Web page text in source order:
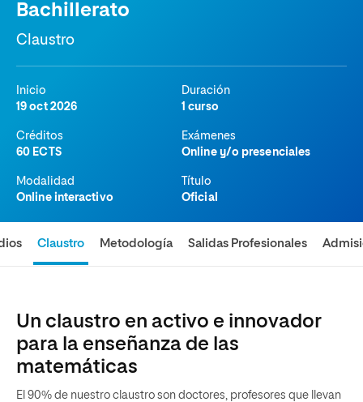
Bachillerato
Claustro
Inicio
19 oct 2026
Duración
1 curso
Créditos
60 ECTS
Exámenes
Online y/o presenciales
Modalidad
Online interactivo
Título
Oficial
Claustro Metodología Salidas Profesionales
Un claustro en activo e innovador
para la enseñanza de las
matemáticas
El 90% de nuestro claustro son doctores, profesores que llevan